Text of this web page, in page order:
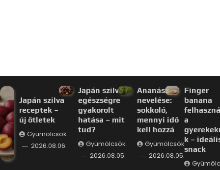
Japán szilva
receptek –
új ötletek
Gyümölcsök
2026.08.06.
Japán szilva
egészségre
gyakorolt
hatása – mit
tud?
Gyümölcsök
2026.08.05.
Ananász
nevelése:
sokkoló,
mennyi idő
kell hozzá
Gyümölcsök
2026.08.05.
Finger
banana
a
k –
snack